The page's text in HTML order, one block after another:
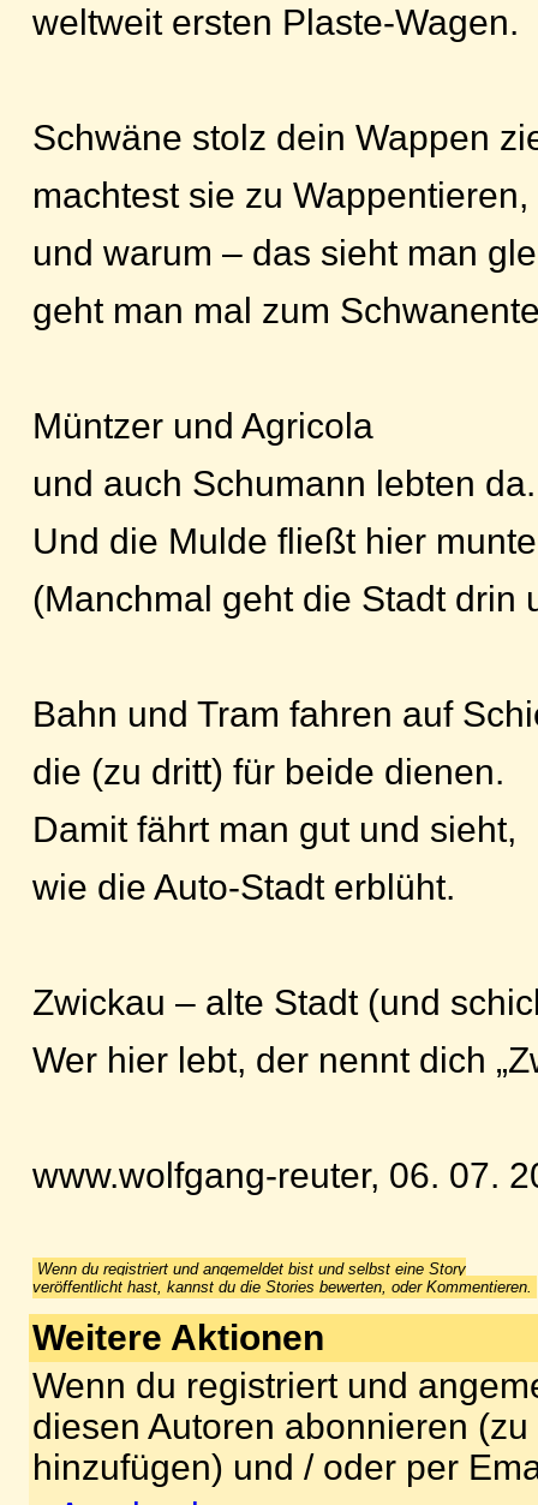
weltweit ersten Plaste-Wagen.
Schwäne stolz dein Wappen
machtest sie zu Wappentieren,
und warum – das sieht man
geht man mal zum
Müntzer und Agricola
und auch Schumann lebten da.
Und die Mulde fließt hier
(Manchmal geht die Stadt drin
Bahn und Tram fahren auf
die (zu dritt) für beide dienen.
Damit fährt man gut und sieht,
wie die Auto-Stadt erblüht.
Zwickau – alte Stadt (und
Wer hier lebt, der nennt dich
www.wolfgang-reuter, 06. 07.
Wenn du registriert und angemeldet bist und selbst eine Story
veröffentlicht hast, kannst du die Stories bewerten, oder Kommentieren.
Weitere Aktionen
Wenn du registriert und
diesen Autoren abonnieren
hinzufügen) und / oder per